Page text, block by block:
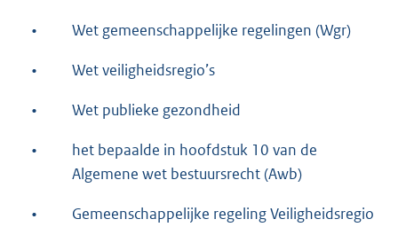
• Wet gemeenschappelijke regelingen (Wgr)
• Wet veiligheidsregio’s
• Wet publieke gezondheid
•
het bepaalde in hoofdstuk 10 van de
Algemene wet bestuursrecht (Awb)
•
Gemeenschappelijke regeling Veiligheidsregio